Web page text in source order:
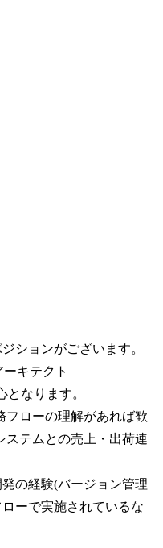
ションがございます。
キテクト
となります。
フローの理解があれば歓
ステムとの売上・出荷連
の経験(バージョン管理
ーで実施されているな